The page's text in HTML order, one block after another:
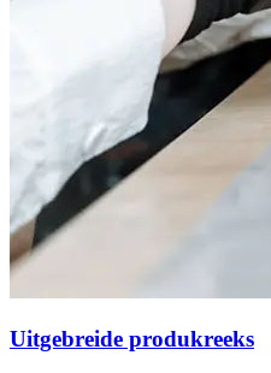
Uitgebreide produkreeks